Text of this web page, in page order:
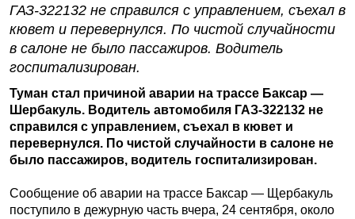
ГАЗ-322132 не справился с управлением, съехал в
кювет и перевернулся. По чистой случайности
в салоне не было пассажиров. Водитель
госпитализирован.
Туман стал причиной аварии на трассе Баксар —
Шербакуль. Водитель автомобиля ГАЗ-322132 не
справился с управлением, съехал в кювет и
перевернулся. По чистой случайности в салоне не
было пассажиров, водитель госпитализирован.
Сообщение об аварии на трассе Баксар — Щербакуль
поступило в дежурную часть вчера, 24 сентября, около